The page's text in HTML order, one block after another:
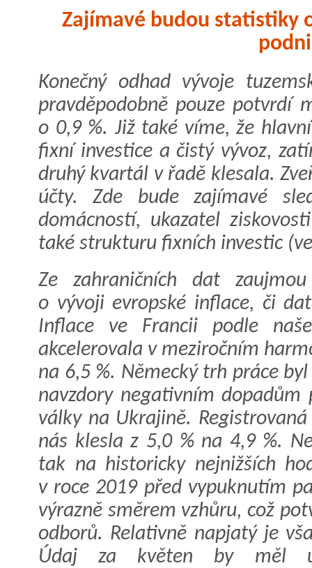
Zajímavé budou statistiky
Konečný odhad vývoje
pravděpodobně pouze potvrdí
o 0,9 %. Již také víme, že
fixní investice a čistý vývoz,
druhý kvartál v řadě klesala.
účty. Zde bude zajímavé
domácností, ukazatel
také strukturu fixních investic
Ze zahraničních dat
o vývoji evropské inflace, či
Inflace ve Francii podle
akcelerovala v meziročním
na 6,5 %. Německý trh práce
navzdory negativním
války na Ukrajině.
nás klesla z 5,0 % na 4,9 %.
tak na historicky nejnižších
v roce 2019 před vypuknutím
výrazně směrem vzhůru, což
odborů. Relativně napjatý je
Údaj za květen by měl